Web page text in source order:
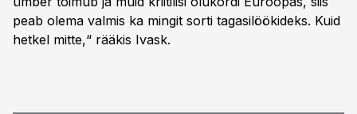
peab olema valmis ka mingit sorti tagasilöökideks. Kuid
hetkel mitte,“ rääkis Ivask.